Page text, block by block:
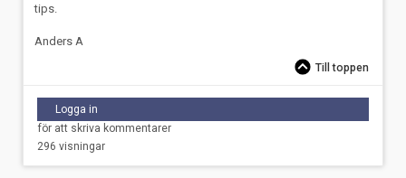
tips.
Anders A
Till toppen
Logga in
för att skriva kommentarer
296 visningar